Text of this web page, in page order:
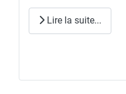
Lire la suite...